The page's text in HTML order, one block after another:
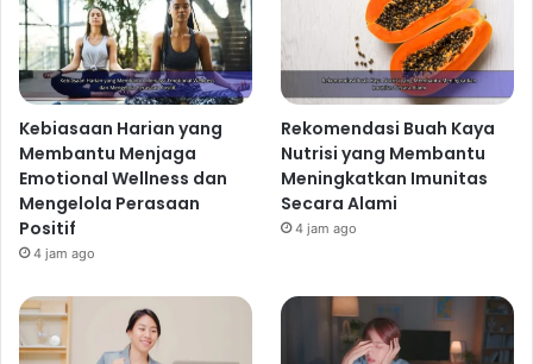
Kebiasaan Harian yang
Membantu Menjaga
Emotional Wellness dan
Mengelola Perasaan
Positif
4 jam ago
Rekomendasi Buah Kaya
Nutrisi yang Membantu
Meningkatkan Imunitas
Secara Alami
4 jam ago